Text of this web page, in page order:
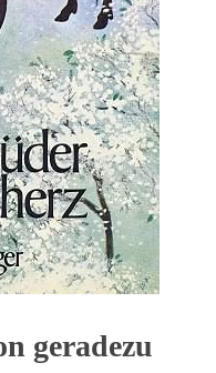
geradezu